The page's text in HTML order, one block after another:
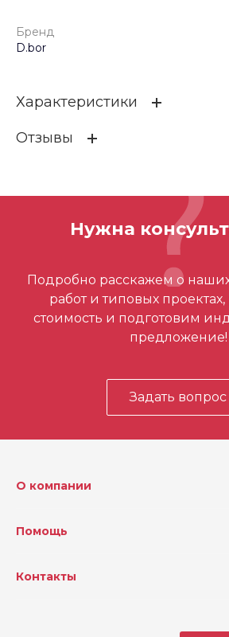
Бренд
D.bor
Характеристики
Бренд
Отзывы
Отзывов ещё нет – ваш
первым
Нужна
Подробно расскажем о наших
работ и типовых
стоимость и подготовим
предложение!
Задать вопрос
О компании
Помощь
Контакты